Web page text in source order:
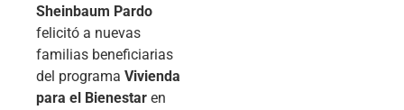
Sheinbaum Pardo
felicitó a nuevas
familias beneficiarias
del programa Vivienda
para el Bienestar en